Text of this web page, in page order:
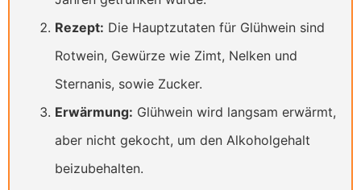
Rezept: Die Hauptzutaten für Glühwein sind
Rotwein, Gewürze wie Zimt, Nelken und
Sternanis, sowie Zucker.
Erwärmung: Glühwein wird langsam erwärmt,
aber nicht gekocht, um den Alkoholgehalt
beizubehalten.